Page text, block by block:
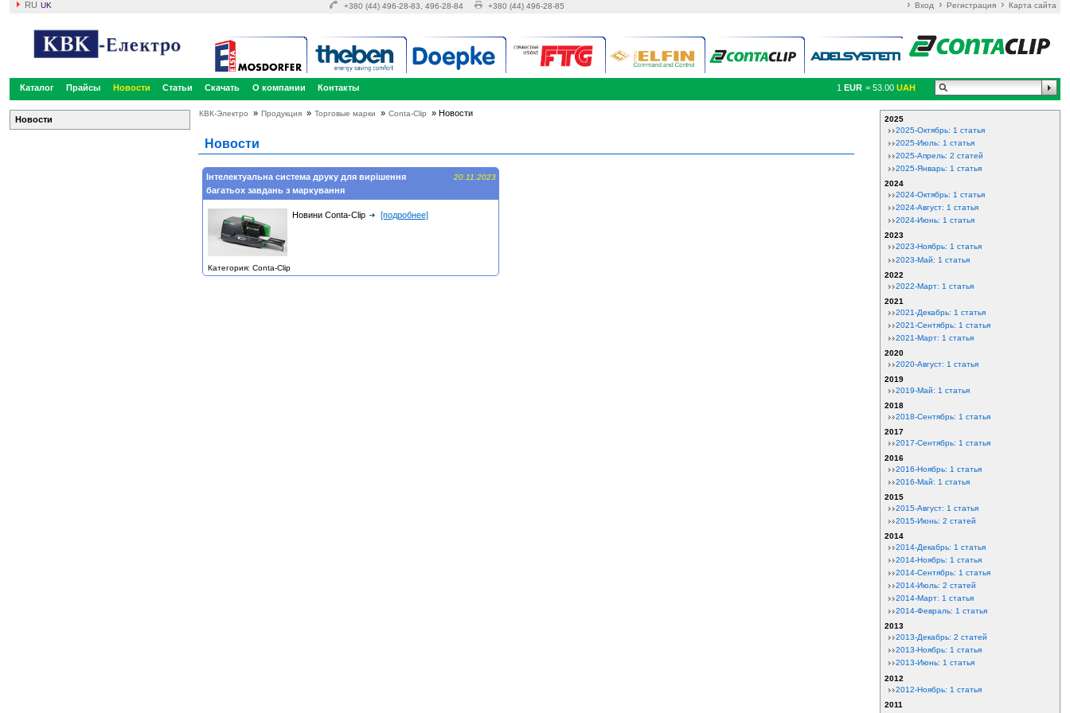
RU UK Вход Регистрация Карта сайта
+380 (44) 496-28-83, 496-28-84 +380 (44) 496-28-85
Каталог Прайсы Новости Статьи Скачать О компании Контакты 1 EUR = 53.00 UAH
Новости
2025
2025-Октябрь: 1 статья
2025-Июль: 1 статья
2025-Апрель: 2 статей
2025-Январь: 1 статья
2024
2024-Октябрь: 1 статья
2024-Август: 1 статья
2024-Июнь: 1 статья
2023
2023-Ноябрь: 1 статья
2023-Май: 1 статья
2022
2022-Март: 1 статья
2021
2021-Декабрь: 1 статья
2021-Сентябрь: 1 статья
2021-Март: 1 статья
2020
2020-Август: 1 статья
2019
2019-Май: 1 статья
2018
2018-Сентябрь: 1 статья
2017
2017-Сентябрь: 1 статья
2016
2016-Ноябрь: 1 статья
2016-Май: 1 статья
2015
2015-Август: 1 статья
2015-Июнь: 2 статей
2014
2014-Декабрь: 1 статья
2014-Ноябрь: 1 статья
2014-Сентябрь: 1 статья
2014-Июль: 2 статей
2014-Март: 1 статья
2014-Февраль: 1 статья
2013
2013-Декабрь: 2 статей
2013-Ноябрь: 1 статья
2013-Июнь: 1 статья
2012
2012-Ноябрь: 1 статья
2011
КВК-Электро » Продукция » Торговые марки » Conta-Clip » Новости
Новости
20.11.2023
Інтелектуальна система друку для вирішення
багатьох завдань з маркування
Новини Conta-Clip [подробнее]
Категория: Conta-Clip